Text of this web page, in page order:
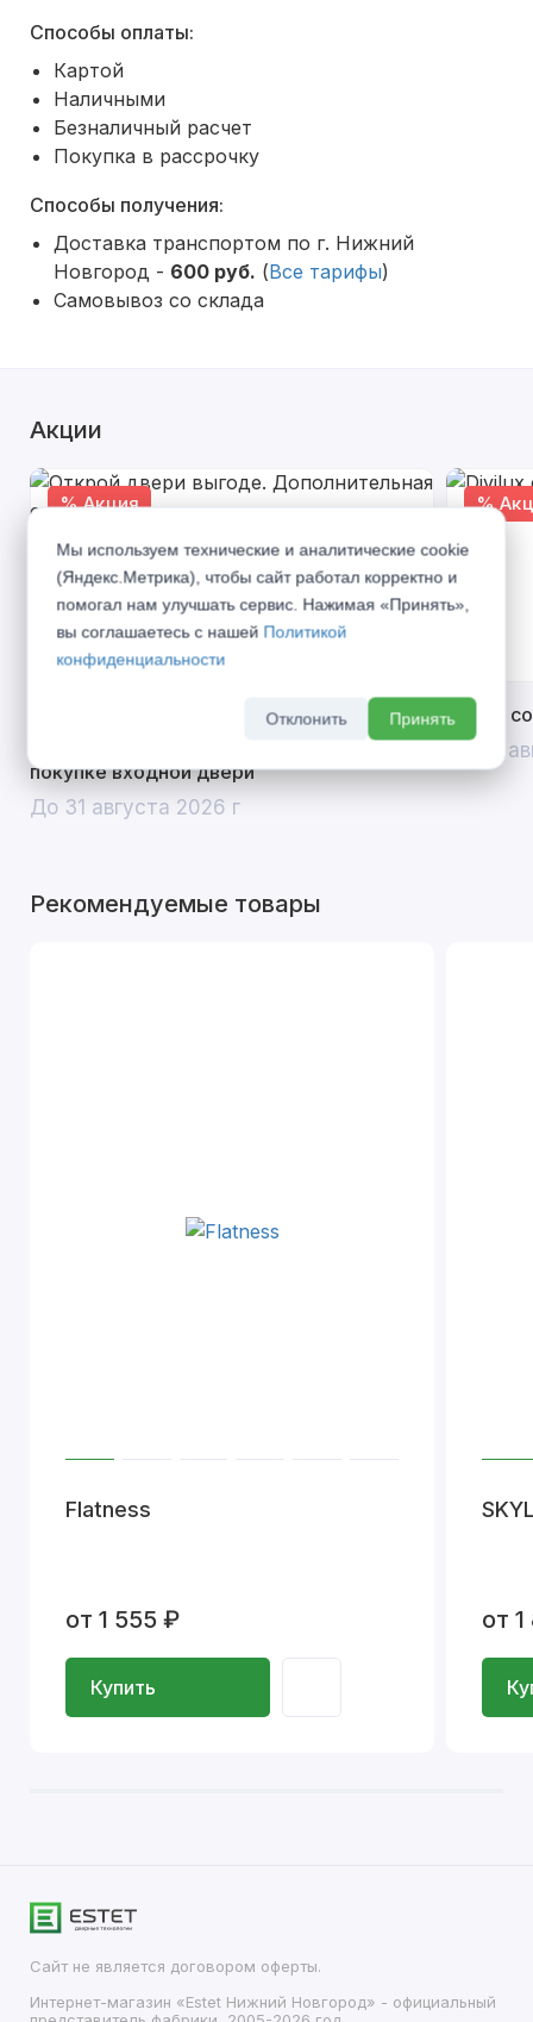
Способы оплаты:
Картой
Наличными
Безналичный расчет
Покупка в рассрочку
Способы получения:
Доставка транспортом по г. Нижний
Новгород - 600 руб. (Все тарифы)
Самовывоз со склада
Акции
% Акция
Открой двери выгоде. Дополнительная
скидка 10% на межкомнатные двери при
покупке входной двери
До 31 августа 2026 г
%
Divilux
До 31
Рекомендуемые товары
Flatness
от 1 555 ₽
Купить
от
Сайт не является договором оферты.
Интернет-магазин «Estet Нижний Новгород» - официальный
Мы используем технические и аналитические cookie
(Яндекс.Метрика), чтобы сайт работал корректно и
помогал нам улучшать сервис. Нажимая «Принять»,
вы соглашаетесь с нашей Политикой
конфиденциальности
Отклонить Принять